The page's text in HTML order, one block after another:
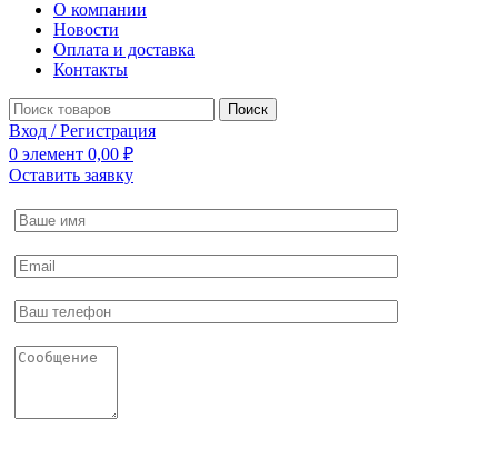
О компании
Новости
Оплата и доставка
Контакты
Поиск
Вход / Регистрация
0 элемент 0,00 ₽
Оставить заявку